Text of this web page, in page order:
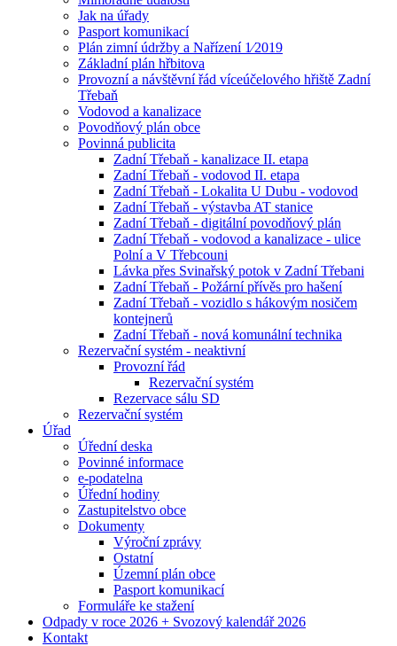
Jak na úřady
Pasport komunikací
Plán zimní údržby a Nařízení 1⁄2019
Základní plán hřbitova
Provozní a návštěvní řád víceúčelového hřiště Zadní
Třebaň
Vodovod a kanalizace
Povodňový plán obce
Povinná publicita
Zadní Třebaň - kanalizace II. etapa
Zadní Třebaň - vodovod II. etapa
Zadní Třebaň - Lokalita U Dubu - vodovod
Zadní Třebaň - výstavba AT stanice
Zadní Třebaň - digitální povodňový plán
Zadní Třebaň - vodovod a kanalizace - ulice
Polní a V Třebcouni
Lávka přes Svinařský potok v Zadní Třebani
Zadní Třebaň - Požární přívěs pro hašení
Zadní Třebaň - vozidlo s hákovým nosičem
kontejnerů
Zadní Třebaň - nová komunální technika
Rezervační systém - neaktivní
Provozní řád
Rezervační systém
Rezervace sálu SD
Rezervační systém
Úřad
Úřední deska
Povinné informace
e-podatelna
Úřední hodiny
Zastupitelstvo obce
Dokumenty
Výroční zprávy
Ostatní
Územní plán obce
Pasport komunikací
Formuláře ke stažení
Odpady v roce 2026 + Svozový kalendář 2026
Kontakt